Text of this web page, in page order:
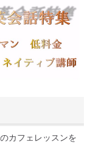
カフェレッスンを